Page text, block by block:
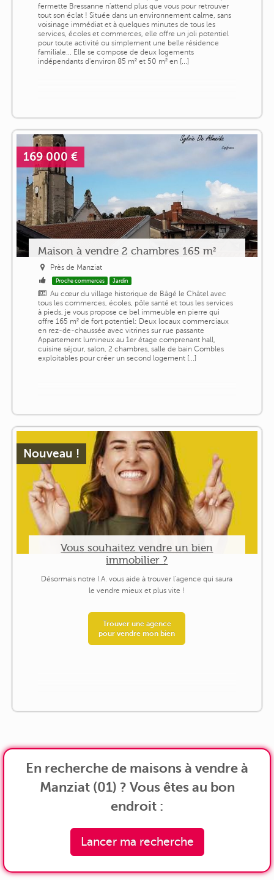
fermette Bressanne n'attend plus que vous pour retrouver
tout son éclat ! Située dans un environnement calme, sans
voisinage immédiat et à quelques minutes de tous les
services, écoles et commerces, elle offre un joli potentiel
pour toute activité ou simplement une belle résidence
familiale... Elle se compose de deux logements
indépendants d'environ 85 m² et 50 m² en [...]
169 000 €
Maison à vendre 2 chambres 165 m²
Près de Manziat
Proche commerces Jardin
Au cœur du village historique de Bâgé le Châtel avec
tous les commerces, écoles, pôle santé et tous les services
à pieds, je vous propose ce bel immeuble en pierre qui
offre 165 m² de fort potentiel: Deux locaux commerciaux
en rez-de-chaussée avec vitrines sur rue passante
Appartement lumineux au 1er étage comprenant hall,
cuisine séjour, salon, 2 chambres, salle de bain Combles
exploitables pour créer un second logement [...]
Nouveau !
Vous souhaitez vendre un bien
immobilier ?
Désormais notre I.A. vous aide à trouver l'agence qui saura
le vendre mieux et plus vite !
Trouver une agence
pour vendre mon bien
En recherche de maisons à vendre à
Manziat (01) ? Vous êtes au bon
endroit :
Lancer ma recherche